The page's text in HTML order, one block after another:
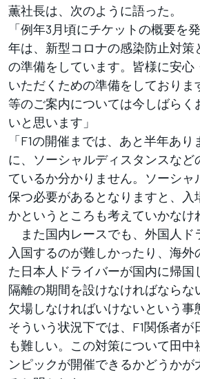
薫社長は、次のように語った。
「例年3月頃にチケットの概要を
年は、新型コロナの感染防止対策
の準備をしています。皆様に安心
いただくための準備をしておりま
等のご案内については今しばらく
いと思います」
「F1の開催までは、あと半年あ
に、ソーシャルディスタンスなど
ているか分かりません。ソーシャ
保つ必要があるとなりますと、入
かというところも考えていかなけ
また国内レースでも、外国人ド
入国するのが難しかったり、海外
た日本人ドライバーが国内に帰国
隔離の期間を設けなければならな
欠場しなければいけないという事
そういう状況下では、F1関係者が
も難しい。この対策について田中
ンピックが開催できるかどうかが